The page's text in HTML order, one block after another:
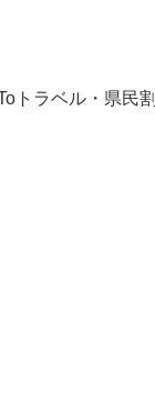
トラベル・県民割